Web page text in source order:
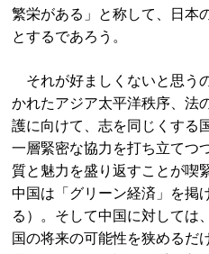
繁栄がある」と称して、日本
とするであろう。
それが好ましくないと思う
かれたアジア太平洋秩序、法
護に向けて、志を同じくする
一層緊密な協力を打ち立てつ
質と魅力を盛り返すことが喫
中国は「グリーン経済」を掲
る）。そして中国に対しては
国の将来の可能性を狭めるだ